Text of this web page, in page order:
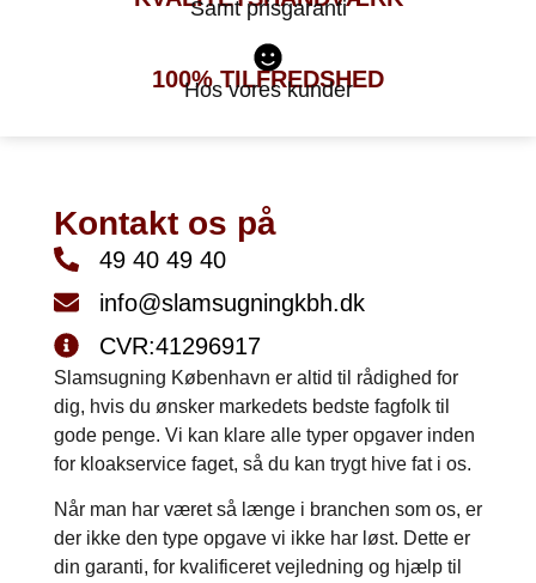
Samt prisgaranti
100%TILFREDSHED
Hos vores kunder
Kontakt os på
49 40 49 40
info@slamsugningkbh.dk
CVR:41296917
Slamsugning København er altid til rådighed for
dig, hvis du ønsker markedets bedste fagfolk til
gode penge. Vi kan klare alle typer opgaver inden
for kloakservice faget, så du kan trygt hive fat i os.
Når man har været så længe i branchen som os, er
der ikke den type opgave vi ikke har løst. Dette er
din garanti, for kvalificeret vejledning og hjælp til